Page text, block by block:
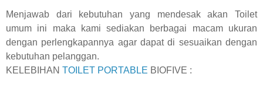
Menjawab dari kebutuhan yang mendesak akan Toilet
umum ini maka kami sediakan berbagai macam ukuran
dengan perlengkapannya agar dapat di sesuaikan dengan
kebutuhan pelanggan.
KELEBIHAN TOILET PORTABLE BIOFIVE :